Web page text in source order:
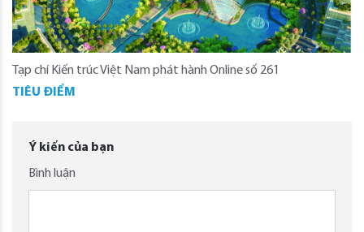
Tạp chí Kiến trúc Việt Nam phát hành Online số 261
TIÊU ĐIỂM
Ý kiến của bạn
Bình luận